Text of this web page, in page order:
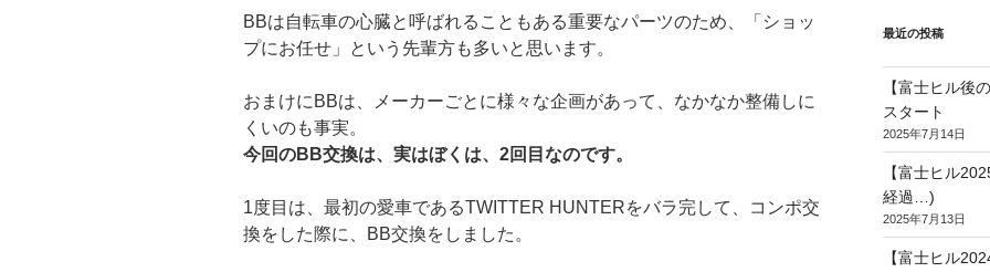
BBは自転車の心臓と呼ばれることもある重要なパーツのため、「ショッ
プにお任せ」という先輩方も多いと思います。
おまけにBBは、メーカーごとに様々な企画があって、なかなか整備しに
くいのも事実。
今回のBB交換は、実はぼくは、2回目なのです。
1度目は、最初の愛車であるTWITTER HUNTERをバラ完して、コンポ交
換をした際に、BB交換をしました。
最近の投稿
【富士ヒル後
スタート
2025年7月14日
【富士ヒル
経過…)
2025年7月13日
【富士ヒル